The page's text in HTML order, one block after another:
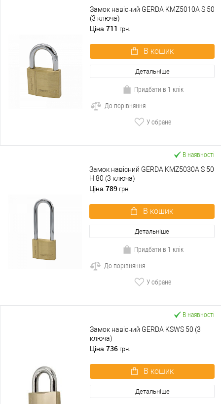
Замок навісний GERDA KMZ5010A S 50
(3 ключа)
Ціна 711 грн.
В кошик
Детальніше
Придбати в 1 клік
До порівняння
У обране
В наявності
Замок навісний GERDA KMZ5030A S 50
H 80 (3 ключа)
Ціна 789 грн.
В кошик
Детальніше
Придбати в 1 клік
До порівняння
У обране
В наявності
Замок навісний GERDA KSWS 50 (3
ключа)
Ціна 736 грн.
В кошик
Детальніше